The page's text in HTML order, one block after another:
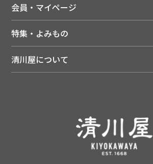
領収書について
送料について
配達日について
返品について
よくあるご質問（FAQ）
あんしんの品質保証について（産直品）
品質保証について（通常品）
季節のカタログを無料でお届け
店舗・ECポイント共通アプリ
LINEお友だち登録
会員・マイページ
会員特典について
注文履歴
特集・よみもの
メディア掲載商品
清川屋のレビューを見る
清川屋について